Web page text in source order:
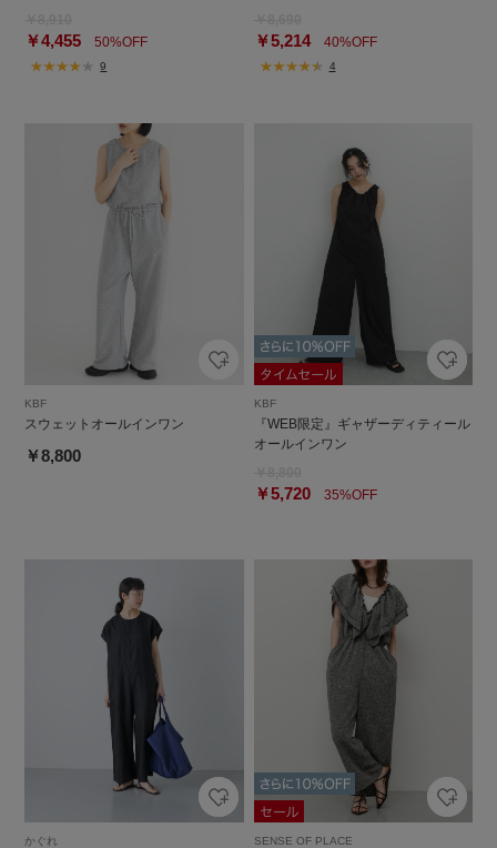
￥4,455 50%OFF
9
￥5,21440%OFF
4
KBF
スウェットオールインワン
￥8,800
KBF
『WEB限定』ギャザーディティール
オールインワン
￥5,72035%OFF
かぐれ SENSE OF PLACE